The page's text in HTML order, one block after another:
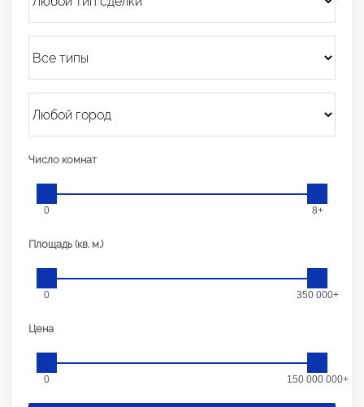
Число комнат
0 8+
Площадь (кв. м.)
0 350 000+
Цена
0 150 000 000+